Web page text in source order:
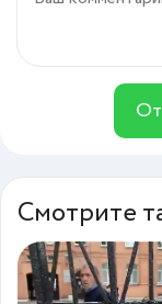
Смотрите